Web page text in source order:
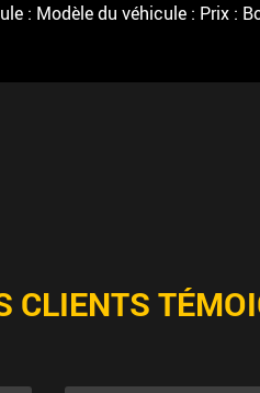
: Modèle du véhicule : Prix :
CLIENTS